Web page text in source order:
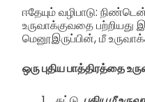
ஈதேயும் வழிபாடு:
உருவாக்குவதை
மெனூஇருப்பின், மீ
ஒரு புதிய பாத்திரத்தை